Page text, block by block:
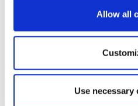
Allow all
Use necessary